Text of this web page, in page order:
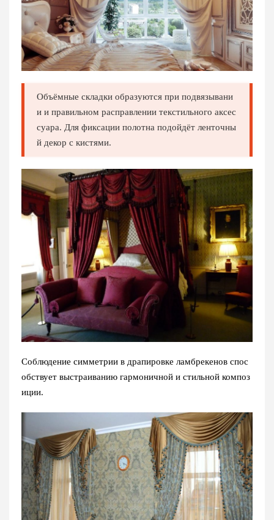
Объёмные складки образуются при подвязывани
и и правильном расправлении текстильного аксес
суара. Для фиксации полотна подойдёт ленточны
й декор с кистями.
Соблюдение симметрии в драпировке ламбрекенов спос
обствует выстраиванию гармоничной и стильной композ
иции.